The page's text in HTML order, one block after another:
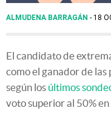
ALMUDENA BARRAGÁN 18
El candidato de
como el ganador de las
según los últimos
voto superior al 50%